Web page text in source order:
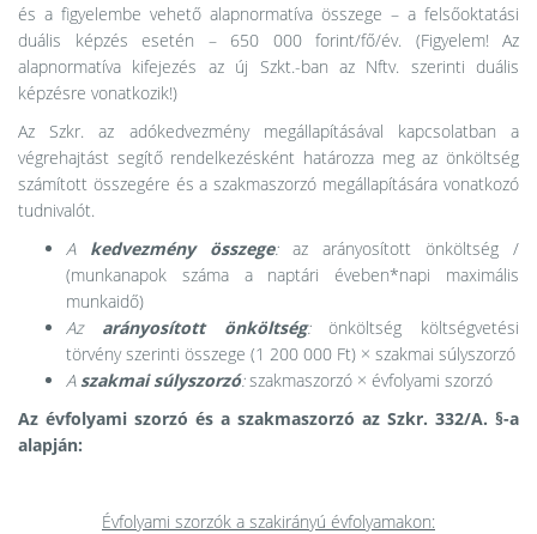
és a figyelembe vehető alapnormatíva összege – a felsőoktatási
duális képzés esetén – 650 000 forint/fő/év. (Figyelem! Az
alapnormatíva kifejezés az új Szkt.-ban az Nftv. szerinti duális
képzésre vonatkozik!)
Az Szkr. az adókedvezmény megállapításával kapcsolatban a
végrehajtást segítő rendelkezésként határozza meg az önköltség
számított összegére és a szakmaszorzó megállapítására vonatkozó
tudnivalót.
A kedvezmény összege:az arányosított önköltség /
(munkanapok száma a naptári éveben*napi maximális
munkaidő)
Az arányosított önköltség:önköltség költségvetési
törvény szerinti összege (1 200 000 Ft) × szakmai súlyszorzó
Aszakmai súlyszorzó:szakmaszorzó × évfolyami szorzó
Az évfolyami szorzó és a szakmaszorzó az Szkr. 332/A. §-a
alapján:
Évfolyami szorzók a szakirányú évfolyamakon: